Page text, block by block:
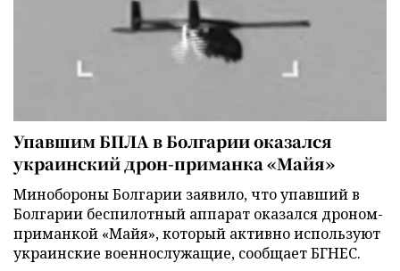
Упавшим БПЛА в Болгарии оказался
украинский дрон-приманка «Майя»
Минобороны Болгарии заявило, что упавший в
Болгарии беспилотный аппарат оказался дроном-
приманкой «Майя», который активно используют
украинские военнослужащие, сообщает БГНЕС.